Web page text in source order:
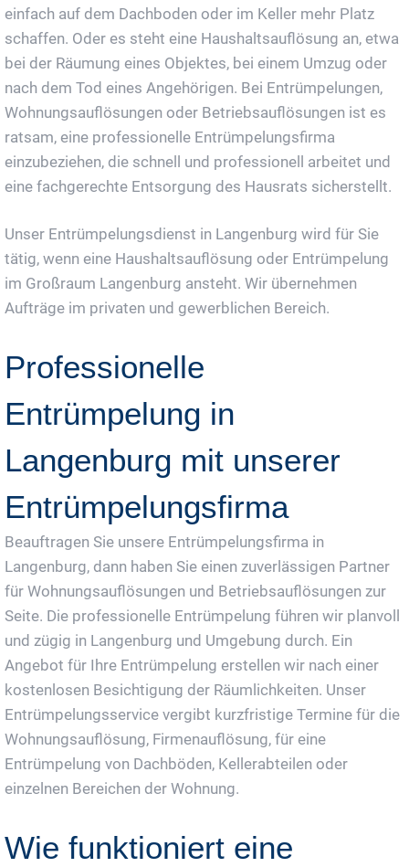
einfach auf dem Dachboden oder im Keller mehr Platz
schaffen. Oder es steht eine Haushaltsauflösung an, etwa
bei der Räumung eines Objektes, bei einem Umzug oder
nach dem Tod eines Angehörigen. Bei Entrümpelungen,
Wohnungsauflösungen oder Betriebsauflösungen ist es
ratsam, eine professionelle Entrümpelungsfirma
einzubeziehen, die schnell und professionell arbeitet und
eine fachgerechte Entsorgung des Hausrats sicherstellt.
Unser Entrümpelungsdienst in Langenburg wird für Sie
tätig, wenn eine Haushaltsauflösung oder Entrümpelung
im Großraum Langenburg ansteht. Wir übernehmen
Aufträge im privaten und gewerblichen Bereich.
Professionelle
Entrümpelung in
Langenburg mit unserer
Entrümpelungsfirma
Beauftragen Sie unsere Entrümpelungsfirma in
Langenburg, dann haben Sie einen zuverlässigen Partner
für Wohnungsauflösungen und Betriebsauflösungen zur
Seite. Die professionelle Entrümpelung führen wir planvoll
und zügig in Langenburg und Umgebung durch. Ein
Angebot für Ihre Entrümpelung erstellen wir nach einer
kostenlosen Besichtigung der Räumlichkeiten. Unser
Entrümpelungsservice vergibt kurzfristige Termine für die
Wohnungsauflösung, Firmenauflösung, für eine
Entrümpelung von Dachböden, Kellerabteilen oder
einzelnen Bereichen der Wohnung.
Wie funktioniert eine